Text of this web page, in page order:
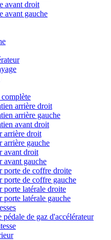
avant droit
avant gauche
arrière droit
arrière gauche
avant droit
arrière droit
arrière gauche
avant droit
avant gauche
porte de coffre droite
porte de coffre gauche
porte latérale droite
porte latérale gauche
pédale de gaz d'accélérateur